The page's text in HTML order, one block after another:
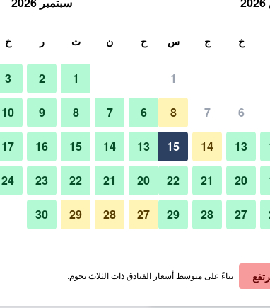
عرض الصفقة
عرض الصفقة
شرفة
صور لـ اس بي في لوكشوري أوشن
خ ج س
1
6
7
8
13
14
15
20
21
22
27
28
29
ح ن ث ر خ
1
2
3
6
7
8
9
10
13
14
15
16
17
20
21
22
23
24
27
28
29
30
بناءً على متوسط أسعار الفنادق ذات الثلاث نجوم.